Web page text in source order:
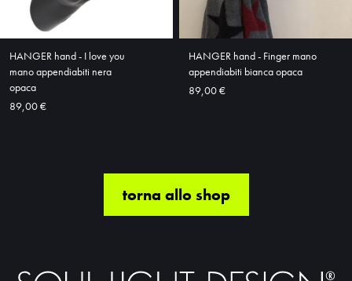
HANGER hand - I love you
mano appendiabiti nera
opaca
89,00 €
HANGER hand - Finger mano
appendiabiti bianca opaca
89,00 €
torna allo shop